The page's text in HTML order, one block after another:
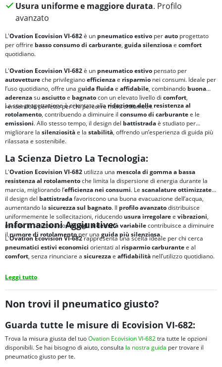
Usura uniforme e maggiore durata. Profilo
avanzato
L'Ovation Ecovision VI-682è un pneumatico estivo perauto progettato
per offrire basso consumo di carburante, guida silenziosae comfort
quotidiano.
L'Ovation Ecovision VI-682è un pneumatico estivo pensato per
autovettureche privilegianoefficienzae risparmio nei consumi. Ideale per
l’uso quotidiano, offre una guida fluidae affidabile, combinando buona
aderenzasuasciuttoe bagnatocon un elevato livello di comfort,
rendendolo perfetto per chi percorre molti chilometri.
La sua progettazione è orientata alla riduzione della resistenza al
rotolamento, contribuendo a diminuire il consumo di carburantee le
emissioni. Allo stesso tempo, il design del battistradaè studiato per
migliorare la silenziositàe la stabilità, offrendo un’esperienza di guida più
rilassata e sostenibile.
La Scienza Dietro La Tecnologia:
L'Ovation Ecovision VI-682 utilizza una mescola di gomma a bassa
resistenza al rotolamentoche limita la dispersione di energia durante la
marcia, migliorando l’efficienza nei consumi. Le scanalature ottimizzatee
il design del battistradafavoriscono una buona evacuazione dell’acqua,
aumentando la sicurezza sul bagnato. Il profilo avanzatodistribuisce
uniformemente le sollecitazioni, riducendo usura irregolaree vibrazioni,
mentre la struttura conintagli a densità variabilecontribuisce a diminuire
ilrumore di rotolamentoper una guida più silenziosa.
Informazioni Aggiuntive:
L'Ovation Ecovision VI-682rappresenta una scelta ideale per chi cerca
pneumatici estivi economici orientati al risparmio carburantee al
comfort, senza rinunciare a sicurezzae affidabilità nell’utilizzo quotidiano.
Leggi tutto
Non trovi il pneumatico giusto?
Guarda tutte le misure di Ecovision VI-682:
Trova la misura giusta del tuoOvation Ecovision VI-682tra tutte le opzioni
disponibili. Se hai bisogno di aiuto, consulta la nostra guida per trovare il
pneumatico giusto per te.